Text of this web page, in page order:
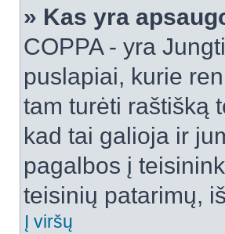
» Kas yra
COPPA - yra
puslapiai, kurie
tam turėti raštišką
kad tai galioja ir
pagalbos į
teisinių patarimų,
Į viršų